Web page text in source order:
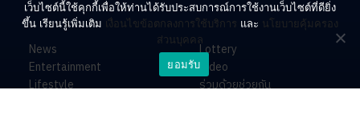
News
Entertainment
Lifestyle
Lottery
Video
ร่วมด้วยช่วยกัน
เว็บไซต์นี้ใช้คุกกี้เพื่อให้ท่านได้รับประสบการณ์การใช้งานเว็บไซต์ที่ดียิ่ง
ขึ้น เรียนรู้เพิ่มเติม เงื่อนไขข้อตกลงการใช้บริการ และ นโยบายคุ้มครอง
ส่วนบุคคล
ยอมรับ